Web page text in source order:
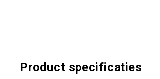
Product specificaties